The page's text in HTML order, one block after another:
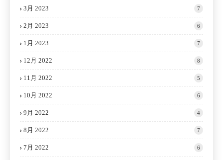
3月 2023 7
2月 2023 6
1月 2023 7
12月 2022 8
11月 2022 5
10月 2022 6
9月 2022 4
8月 2022 7
7月 2022 6